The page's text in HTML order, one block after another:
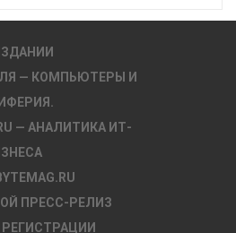
— КОМПЬЮТЕРЫ И
— АНАЛИТИКА ИТ-
ПРЕСС-РЕЛИЗ